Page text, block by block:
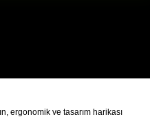
ergonomik ve tasarım harikası